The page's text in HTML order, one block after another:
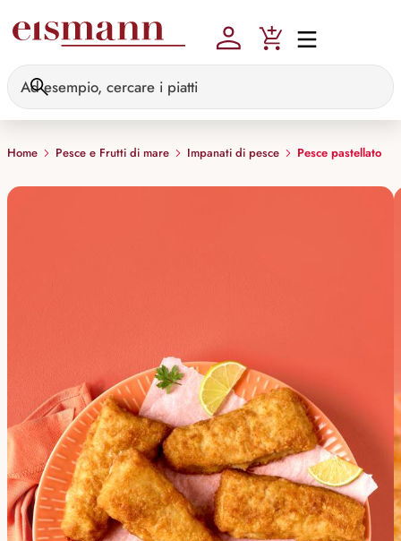
Home Pesce e Frutti di mare Impanati di pesce Pesce pastellato